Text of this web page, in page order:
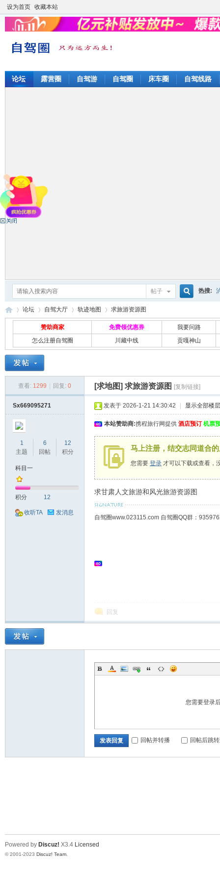
设为首页 收藏本站
论坛 露营圈 自驾游 自驾圈 床车圈 自驾线路
帖子
索
热搜:
自 »
论坛
›
自驾大厅
›
轨迹地图
›
求旅游资源图
赞助商家 免费领优惠券
我要问路
怎么注册自驾圈
川藏中线 贡嘎神山
查看: 1299 回复: 0 [求地图] 求旅游资源图 [复制链接]
Sx669095271
1
主题
6
回帖
12
积分
科目一
积分 12
收听TA 发消息
发表于 2026-1-21 14:30:42 显示全部楼层
本站赞助商:携程旅行网提供 酒店预订 机票
马上注册，结交志同道合
您需要 登录 才可以下载或查看，
求甘肃人文旅游和风光旅游资源图
自驾圈www.023115.com 自驾圈QQ群：
回复
您需要登录
发表回复 回帖并转播 回帖后跳
Powered by Discuz! X3.4 Licensed
© 2001-2023 Discuz! Team